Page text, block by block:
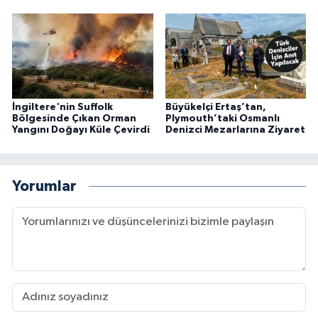
İngiltere'nin Suffolk
Bölgesinde Çıkan Orman
Yangını Doğayı Küle Çevirdi
Büyükelçi Ertaş’tan,
Plymouth’taki Osmanlı
Denizci Mezarlarına Ziyaret
Yorumlar